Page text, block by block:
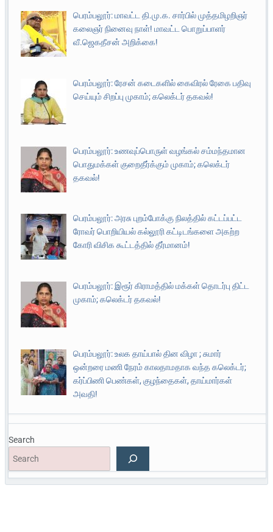
பெரம்பலூர்: மாவட்ட தி.மு.க. சார்பில் முத்தமிழறிஞர்
கலைஞர் நினைவு நாள்! மாவட்ட பொறுப்பாளர்
வீ.ஜெகதீசன் அறிக்கை!
பெரம்பலூர்: ரேசன் கடைகளில் கைவிரல் ரேகை பதிவு
செய்யும் சிறப்பு முகாம்; கலெக்டர் தகவல்!
பெரம்பலூர்: உணவுப்பொருள் வழங்கல் சம்மந்தமான
பொதுமக்கள் குறைதீர்க்கும் முகாம்; கலெக்டர்
தகவல்!
பெரம்பலூர்: அரசு புறம்போக்கு நிலத்தில் கட்டப்பட்ட
ரோவர் பொறியியல் கல்லூரி கட்டிடங்களை அகற்ற
கோரி விசிக கூட்டத்தில் தீர்மானம்!
பெரம்பலூர்: இரூர் கிராமத்தில் மக்கள் தொடர்பு திட்ட
முகாம்; கலெக்டர் தகவல்!
பெரம்பலூர்: உலக தாய்பால் தின விழா ; சுமார்
ஒன்றரை மணி நேரம் காலதாமதாக வந்த கலெக்டர்;
கர்ப்பிணி பெண்கள், குழந்தைகள், தாய்மார்கள்
அவதி!
Search